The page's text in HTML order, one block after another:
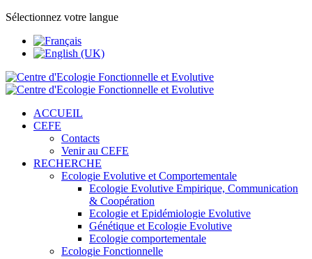
Sélectionnez votre langue
ACCUEIL
CEFE
Contacts
Venir au CEFE
RECHERCHE
Ecologie Evolutive et Comportementale
Ecologie Evolutive Empirique, Communication
& Coopération
Ecologie et Epidémiologie Evolutive
Génétique et Ecologie Evolutive
Ecologie comportementale
Ecologie Fonctionnelle